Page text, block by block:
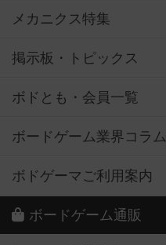
メカニクス特集
掲示板・トピックス
ボドとも・会員一覧
ボードゲーム業界コラム
ボドゲーマご利用案内
ボードゲーム通販